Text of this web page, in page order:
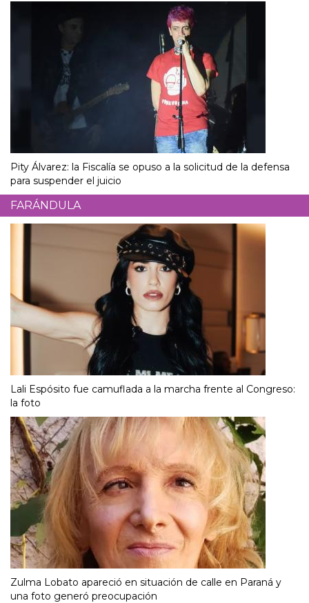
Pity Álvarez: la Fiscalía se opuso a la solicitud de la defensa
para suspender el juicio
FARÁNDULA
Lali Espósito fue camuflada a la marcha frente al Congreso:
la foto
Zulma Lobato apareció en situación de calle en Paraná y
una foto generó preocupación